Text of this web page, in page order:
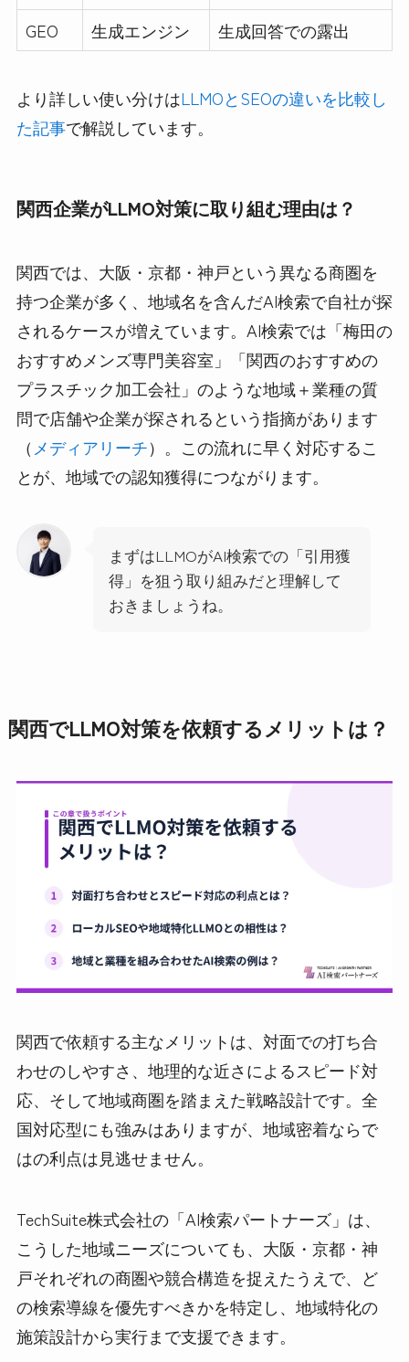
GEO
生成エンジン 生成回答での露出
より詳しい使い分けはLLMOとSEOの違いを比較し
た記事で解説しています。
関西企業がLLMO対策に取り組む理由は？
関西では、大阪・京都・神戸という異なる商圏を
持つ企業が多く、地域名を含んだAI検索で自社が探
されるケースが増えています。AI検索では「梅田の
おすすめメンズ専門美容室」「関西のおすすめの
プラスチック加工会社」のような地域＋業種の質
問で店舗や企業が探されるという指摘があります
（ メディアリーチ）。この流れに早く対応するこ
とが、地域での認知獲得につながります。
まずはLLMOがAI検索での「引用獲
得」を狙う取り組みだと理解して
おきましょうね。
関西でLLMO対策を依頼するメリットは？
関西で依頼する主なメリットは、対面での打ち合
わせのしやすさ、地理的な近さによるスピード対
応、そして地域商圏を踏まえた戦略設計です。全
国対応型にも強みはありますが、地域密着ならで
はの利点は見逃せません。
TechSuite株式会社の「AI検索パートナーズ」は、
こうした地域ニーズについても、大阪・京都・神
戸それぞれの商圏や競合構造を捉えたうえで、ど
の検索導線を優先すべきかを特定し、地域特化の
施策設計から実行まで支援できます。